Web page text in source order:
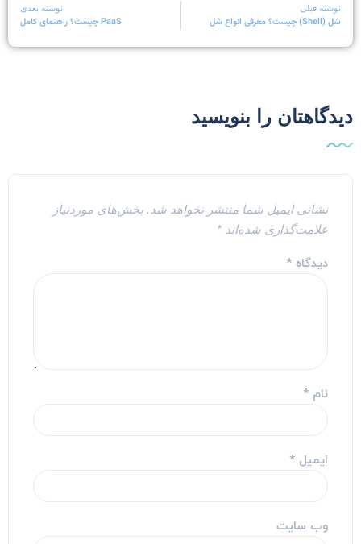
نوشته قبلی
شل (Shell) چیست؟ معرفی انواع شل
نوشته بعدی
PaaS چیست؟ راهنمای کامل
را بنویسید
نشانی ایمیل شما منتشر نخواهد شد. بخش‌های موردنیاز
علامت‌گذاری شده‌اند*
دیدگاه*
نام*
ایمیل*
وب‌ سایت